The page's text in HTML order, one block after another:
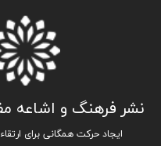
نشر فرهنگ و اشاعه
ایجاد حرکت همگانی برای